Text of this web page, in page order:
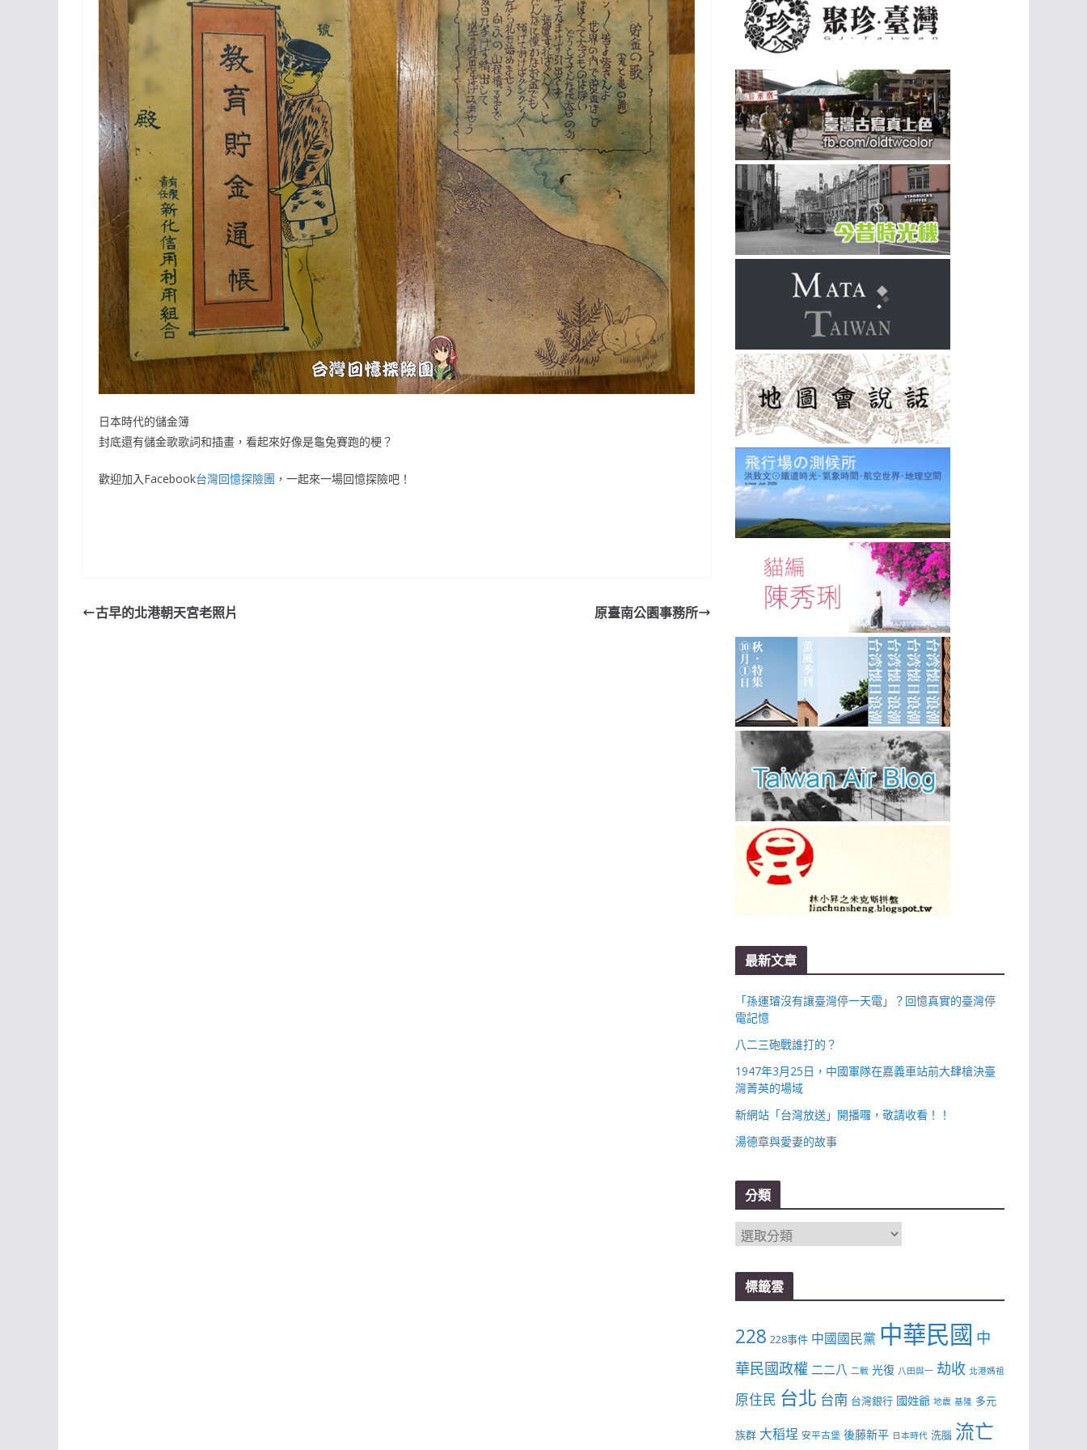
日本時代的儲金簿
封底還有儲金歌歌詞和插畫，看起來好像是龜兔賽跑的梗？
歡迎加入Facebook台灣回憶探險團 ，一起來一場回憶探險吧！
古早的北港朝天宮老照片 原臺南公園事務所
最新文章
「孫運璿沒有讓臺灣停一天電」？回憶真實的臺灣停
電記憶
八二三砲戰誰打的？
1947年3月25日，中國軍隊在嘉義車站前大肆槍決臺
灣菁英的場域
新網站「台灣放送」開播囉，敬請收看！！
湯德章與愛妻的故事
分類
分
類
標籤雲
228 228事件 中國國民黨 中華民國 中
華民國政權 二二八 二戰 光復 八田與一 劫收 北港媽祖
原住民 台北 台南 台灣銀行 國姓爺 地震 基隆 多元
族群 大稻埕 安平古堡 後藤新平 日本時代 洗腦 流亡